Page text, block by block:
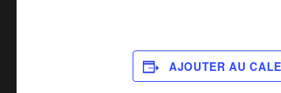
AJOUTER AU